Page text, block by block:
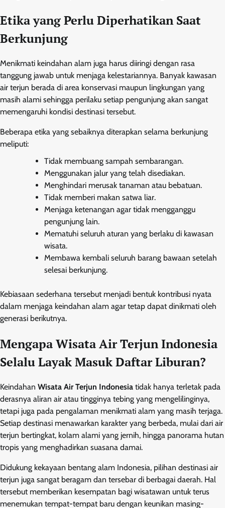
Etika yang Perlu Diperhatikan Saat
Berkunjung
Menikmati keindahan alam juga harus diiringi dengan rasa
tanggung jawab untuk menjaga kelestariannya. Banyak kawasan
air terjun berada di area konservasi maupun lingkungan yang
masih alami sehingga perilaku setiap pengunjung akan sangat
memengaruhi kondisi destinasi tersebut.
Beberapa etika yang sebaiknya diterapkan selama berkunjung
meliputi:
Tidak membuang sampah sembarangan.
Menggunakan jalur yang telah disediakan.
Menghindari merusak tanaman atau bebatuan.
Tidak memberi makan satwa liar.
Menjaga ketenangan agar tidak mengganggu
pengunjung lain.
Mematuhi seluruh aturan yang berlaku di kawasan
wisata.
Membawa kembali seluruh barang bawaan setelah
selesai berkunjung.
Kebiasaan sederhana tersebut menjadi bentuk kontribusi nyata
dalam menjaga keindahan alam agar tetap dapat dinikmati oleh
generasi berikutnya.
Mengapa Wisata Air Terjun Indonesia
Selalu Layak Masuk Daftar Liburan?
Keindahan Wisata Air Terjun Indonesia tidak hanya terletak pada
derasnya aliran air atau tingginya tebing yang mengelilinginya,
tetapi juga pada pengalaman menikmati alam yang masih terjaga.
Setiap destinasi menawarkan karakter yang berbeda, mulai dari air
terjun bertingkat, kolam alami yang jernih, hingga panorama hutan
tropis yang menghadirkan suasana damai.
Didukung kekayaan bentang alam Indonesia, pilihan destinasi air
terjun juga sangat beragam dan tersebar di berbagai daerah. Hal
tersebut memberikan kesempatan bagi wisatawan untuk terus
menemukan tempat-tempat baru dengan keunikan masing-